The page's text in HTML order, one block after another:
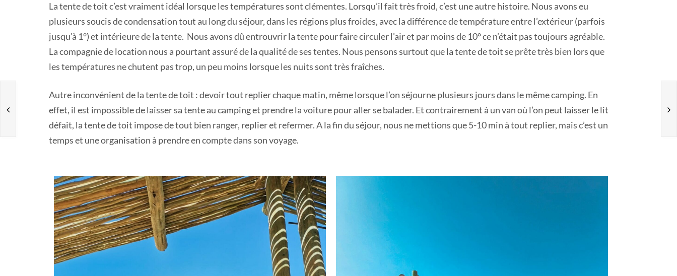
La tente de toit c’est vraiment idéal lorsque les températures sont clémentes. Lorsqu’il fait très froid, c’est une autre histoire. Nous avons eu
plusieurs soucis de condensation tout au long du séjour, dans les régions plus froides, avec la différence de température entre l’extérieur (parfois
jusqu’à 1°) et intérieure de la tente. Nous avons dû entrouvrir la tente pour faire circuler l’air et par moins de 10° ce n’était pas toujours agréable.
La compagnie de location nous a pourtant assuré de la qualité de ses tentes. Nous pensons surtout que la tente de toit se prête très bien lors que
les températures ne chutent pas trop, un peu moins lorsque les nuits sont très fraîches.
Autre inconvénient de la tente de toit : devoir tout replier chaque matin, même lorsque l’on séjourne plusieurs jours dans le même camping. En
effet, il est impossible de laisser sa tente au camping et prendre la voiture pour aller se balader. Et contrairement à un van où l’on peut laisser le lit
défait, la tente de toit impose de tout bien ranger, replier et refermer. A la fin du séjour, nous ne mettions que 5-10 min à tout replier, mais c’est un
temps et une organisation à prendre en compte dans son voyage.